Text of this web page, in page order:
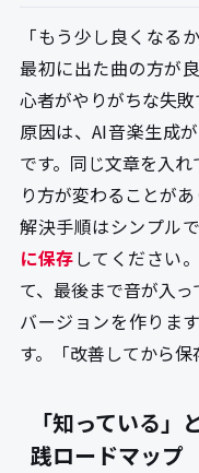
「もう少し良くなる
最初に出た曲の方が
心者がやりがちな失敗
原因は、AI音楽生成
です。同じ文章を入
り方が変わることがあ
解決手順はシンプル
に保存してください
て、最後まで音が入
バージョンを作りま
す。「改善してから保
「知っている
践ロードマップ